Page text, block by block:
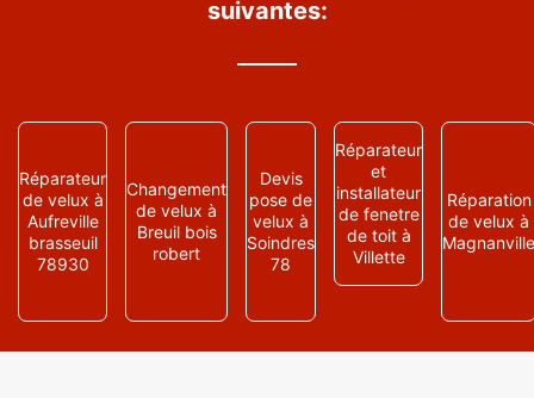
suivantes:
Réparateur
de velux à
Aufreville
brasseuil
78930
Changement
de velux à
Breuil bois
robert
Devis
pose de
velux à
Soindres
78
Réparateur
et
installateur
de fenetre
de toit à
Villette
Réparation
de velux à
Magnanville